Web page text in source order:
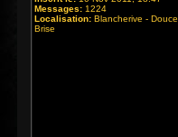
Messages: 1224
Localisation: Blancherive - Douce
Brise